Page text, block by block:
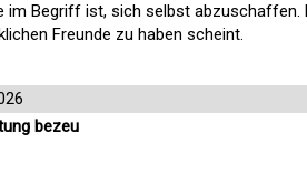
im Begriff ist, sich selbst abzuschaffen.
Freunde zu haben scheint.
bezeu